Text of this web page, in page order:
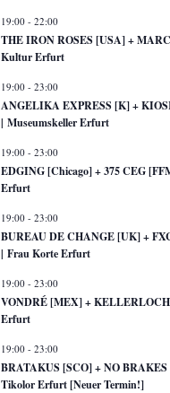
19:00 - 22:00
THE IRON ROSES [USA] +
Kultur Erfurt
19:00 - 23:00
ANGELIKA EXPRESS [K] +
| Museumskeller Erfurt
19:00 - 23:00
EDGING [Chicago] + 375 CEG
Erfurt
19:00 - 23:00
BUREAU DE CHANGE [UK] +
| Frau Korte Erfurt
19:00 - 23:00
VONDRÉ [MEX] +
Erfurt
19:00 - 23:00
BRATAKUS [SCO] + NO
Tikolor Erfurt [Neuer Termin!]